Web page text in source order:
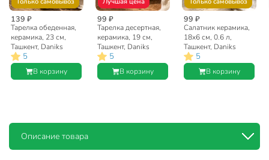
139 ₽
Тарелка обеденная,
керамика, 23 см,
Ташкент, Daniks
5
В корзину
99 ₽
Тарелка десертная,
керамика, 19 см,
Ташкент, Daniks
5
В корзину
99 ₽
Салатник керамика,
18х6 см, 0.6 л,
Ташкент, Daniks
5
В корзину
Описание товара